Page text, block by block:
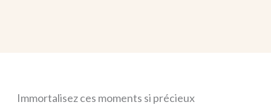
Immortalisez ces moments si précieux